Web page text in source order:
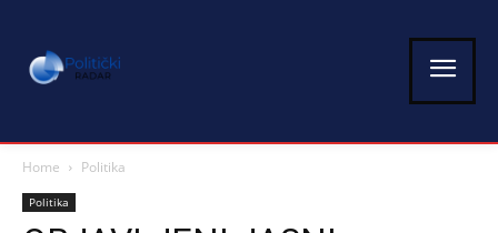
Home Politika
Politika